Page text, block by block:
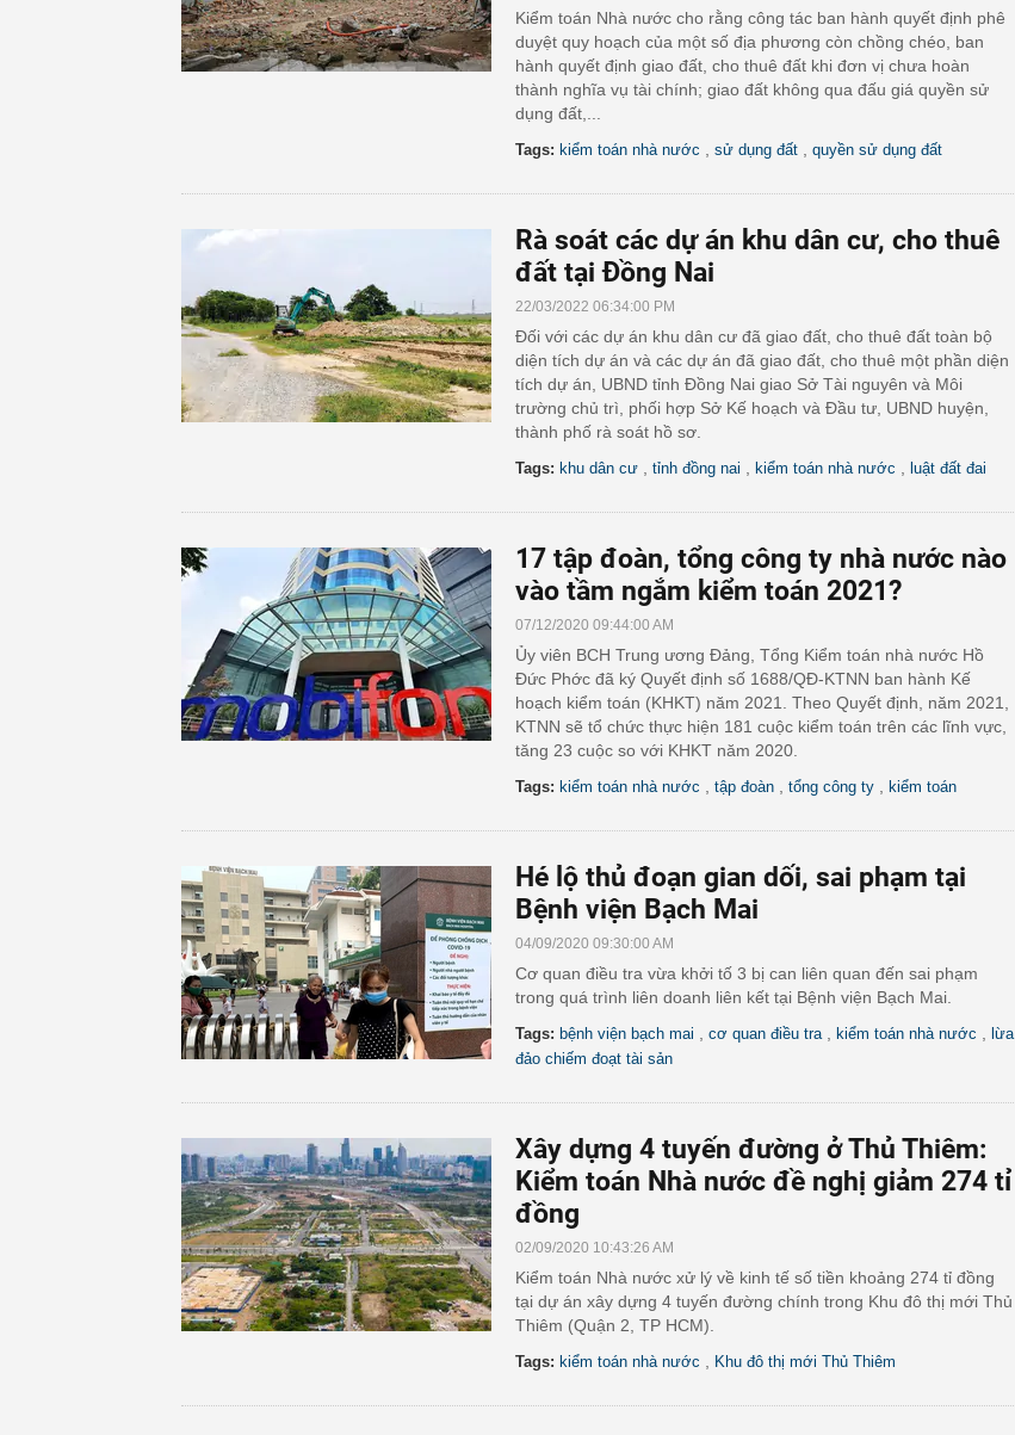
Kiểm toán Nhà nước cho rằng công tác ban hành quyết định phê
duyệt quy hoạch của một số địa phương còn chồng chéo, ban
hành quyết định giao đất, cho thuê đất khi đơn vị chưa hoàn
thành nghĩa vụ tài chính; giao đất không qua đấu giá quyền sử
dụng đất,...
Tags: kiểm toán nhà nước sử dụng đất quyền sử dụng đất
Rà soát các dự án khu dân cư, cho thuê
đất tại Đồng Nai
22/03/2022 06:34:00 PM
Đối với các dự án khu dân cư đã giao đất, cho thuê đất toàn bộ
diện tích dự án và các dự án đã giao đất, cho thuê một phần diện
tích dự án, UBND tỉnh Đồng Nai giao Sở Tài nguyên và Môi
trường chủ trì, phối hợp Sở Kế hoạch và Đầu tư, UBND huyện,
thành phố rà soát hồ sơ.
Tags: khu dân cư tỉnh đồng nai kiểm toán nhà nước luật đất đai
17 tập đoàn, tổng công ty nhà nước nào
vào tầm ngắm kiểm toán 2021?
07/12/2020 09:44:00 AM
Ủy viên BCH Trung ương Đảng, Tổng Kiểm toán nhà nước Hồ
Đức Phớc đã ký Quyết định số 1688/QĐ-KTNN ban hành Kế
hoạch kiểm toán (KHKT) năm 2021. Theo Quyết định, năm 2021,
KTNN sẽ tổ chức thực hiện 181 cuộc kiểm toán trên các lĩnh vực,
tăng 23 cuộc so với KHKT năm 2020.
Tags: kiểm toán nhà nước tập đoàn tổng công ty kiểm toán
Hé lộ thủ đoạn gian dối, sai phạm tại
Bệnh viện Bạch Mai
04/09/2020 09:30:00 AM
Cơ quan điều tra vừa khởi tố 3 bị can liên quan đến sai phạm
trong quá trình liên doanh liên kết tại Bệnh viện Bạch Mai.
Tags: bệnh viện bạch mai cơ quan điều tra kiểm toán nhà nước
lừa
đảo chiếm đoạt tài sản
Xây dựng 4 tuyến đường ở Thủ Thiêm:
Kiểm toán Nhà nước đề nghị giảm 274 tỉ
đồng
02/09/2020 10:43:26 AM
Kiểm toán Nhà nước xử lý về kinh tế số tiền khoảng 274 tỉ đồng
tại dự án xây dựng 4 tuyến đường chính trong Khu đô thị mới Thủ
Thiêm (Quận 2, TP HCM).
Tags: kiểm toán nhà nước Khu đô thị mới Thủ Thiêm